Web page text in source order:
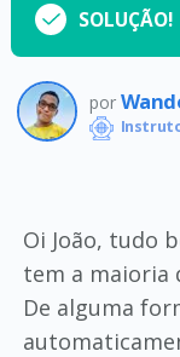
SOLUÇÃO!
por
Oi João, tudo
tem a maioria
De alguma